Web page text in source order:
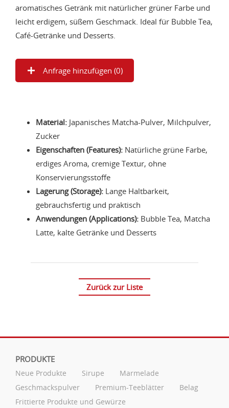
aromatisches Getränk mit natürlicher grüner Farbe und
leicht erdigem, süßem Geschmack. Ideal für Bubble Tea,
Café-Getränke und Desserts.
Anfrage hinzufügen (0)
Material: Japanisches Matcha-Pulver, Milchpulver,
Zucker
Eigenschaften (Features): Natürliche grüne Farbe,
erdiges Aroma, cremige Textur, ohne
Konservierungsstoffe
Lagerung (Storage): Lange Haltbarkeit,
gebrauchsfertig und praktisch
Anwendungen (Applications): Bubble Tea, Matcha
Latte, kalte Getränke und Desserts
Zurück zur Liste
PRODUKTE
Neue Produkte Sirupe
Marmelade
Geschmackspulver
Premium-Teeblätter
Belag
Frittierte Produkte und Gewürze